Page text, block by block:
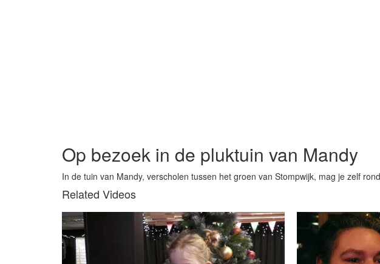
Op bezoek in de pluktuin van Mandy
In de tuin van Mandy, verscholen tussen het groen van Stompwijk, mag je zelf
Related Videos